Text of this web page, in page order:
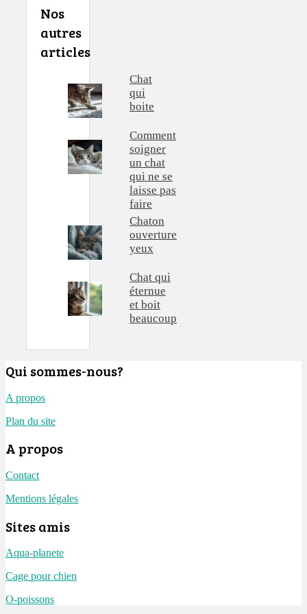
Nos
autres
articles
Chat
qui
boite
Comment
soigner
un chat
qui ne se
laisse pas
faire
Chaton
ouverture
yeux
Chat qui
éternue
et boit
beaucoup
Qui sommes-nous?
A propos
Plan du site
A propos
Contact
Mentions légales
Sites amis
Aqua-planete
Cage pour chien
O-poissons